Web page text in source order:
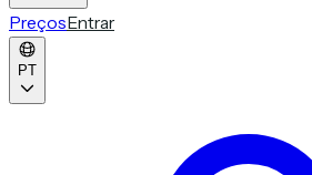
PreçosEntrar
PT